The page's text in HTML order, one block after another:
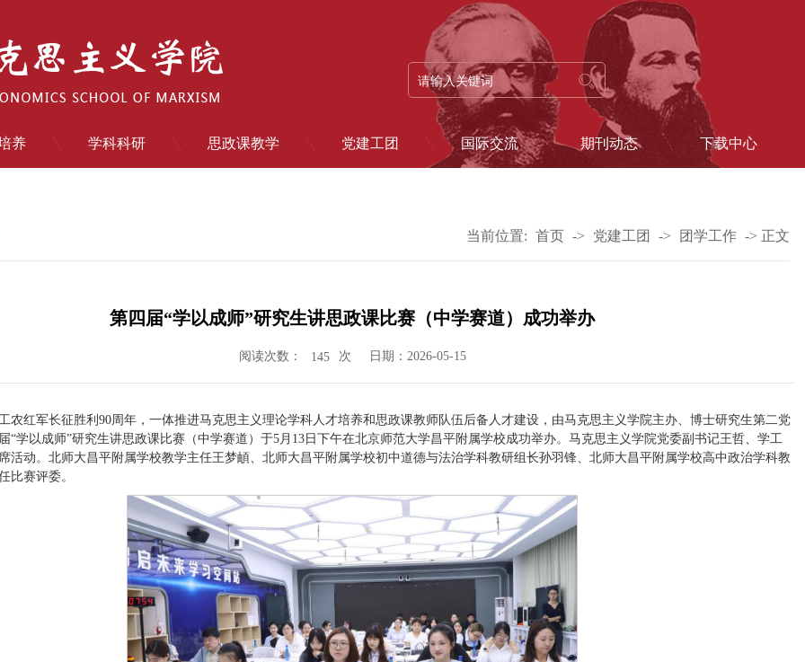
养 学科科研 思政课教学 党建工团 国际交流 期刊动态 下载中心
当前位置: 首页 -> 党建工团 -> 团学工作 -> 正文
第四届“学以成师”研究生讲思政课比赛（中学赛道）成功举办
阅读次数： 145 次 日期：2026-05-15
农红军长征胜利90周年，一体推进马克思主义理论学科人才培养和思政课教师队伍后备人才建设，由马克思主义学院主办、博士研究生第二党
“学以成师”研究生讲思政课比赛（中学赛道）于5月13日下午在北京师范大学昌平附属学校成功举办。马克思主义学院党委副书记王哲、学工
活动。北师大昌平附属学校教学主任王梦頔、北师大昌平附属学校初中道德与法治学科教研组长孙羽锋、北师大昌平附属学校高中政治学科教
比赛评委。